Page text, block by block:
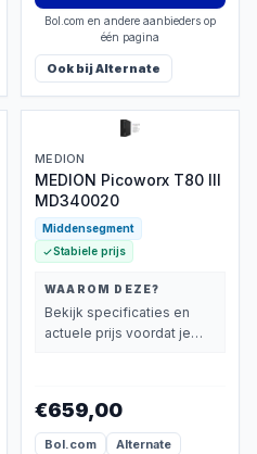
Bol.com en andere aanbieders op
één pagina
Ook bijAlternate
MEDION
MEDION Picoworx T80 III
MD340020
Middensegment
Stabiele prijs
WAAROM DEZE?
Bekijk specificaties en
actuele prijs voordat je
€659,00
Bol.com Alternate